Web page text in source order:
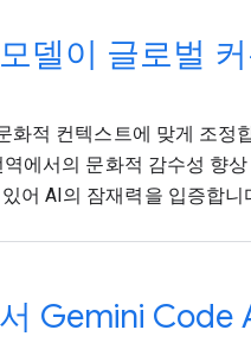
델이 글로벌
화적 컨텍스트에 맞게 조정
에서의 문화적 감수성 향
어 AI의 잠재력을 입증합니
Gemini Code